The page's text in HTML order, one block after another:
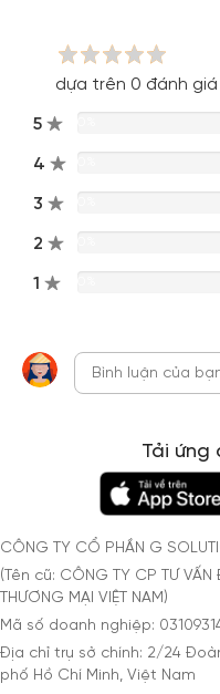
dựa trên 0 đánh giá
5
4
3
2
1
Tải ứng
CÔNG TY CỔ PHẦN G
(Tên cũ: CÔNG TY CP TƯ VẤN
THƯƠNG MẠI VIỆT NAM)
Mã số doanh nghiệp:
Địa chỉ trụ sở chính: 2/24
phố Hồ Chí Minh, Việt Nam